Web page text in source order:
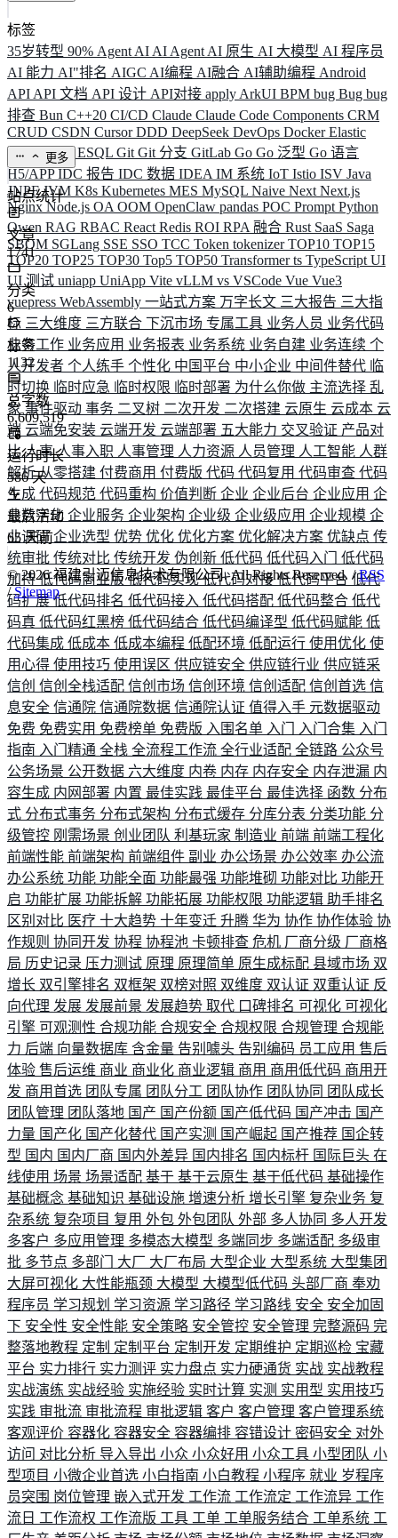
标签
35岁转型 90% Agent AI AI Agent AI 原生 AI 大模型 AI 程序员
AI 能力 AI"排名 AIGC AI编程 AI融合 AI辅助编程 Android
API API 文档 API 设计 API对接 apply ArkUI BPM bug Bug bug
排查 Bun C++20 CI/CD Claude Claude Code Components CRM
CRUD CSDN CursorDDD DeepSeek DevOps DockerElastic
ELK ElysiaESQL Git Git 分支 GitLab Go Go 泛型 Go 语言
H5/APPIDC 报告 IDC 数据 IDEA IM 系统 IoT Istio ISV Java
JNPFJVM K8s Kubernetes MES MySQL Naive Next Next.js
NginxNode.js OA OOM OpenClaw pandas POC Prompt Python
Qwen RAG RBAC React Redis ROI RPA 融合 Rust SaaS Saga
SBOM SGLang SSE SSO TCC Token tokenizerTOP10 TOP15
TOP20 TOP25 TOP30 Top5 TOP50 Transformerts TypeScript UI
UI 测试 uniapp UniApp Vite vLLM vs VSCode Vue Vue3
vuepress WebAssembly 一站式方案 万字长文 三大报告 三大指
标 三大维度 三方联合 下沉市场 专属工具 业务人员 业务代码
业务工作 业务应用 业务报表 业务系统 业务自建 业务连续 个
人开发者 个人练手 个性化 中国平台 中小企业 中间件替代 临
时切换 临时应急 临时权限 临时部署 为什么你做 主流选择 乱
象 事件驱动 事务 二叉树 二次开发 二次搭建 云原生 云成本 云
端 云端免安装 云端开发 云端部署 五大能力 交叉验证 产品对
比人事人事入职 人事管理 人力资源 人员管理 人工智能 人群
解析从零搭建 付费商用 付费版 代码 代码复用 代码审查 代码
生成 代码规范 代码重构 价值判断 企业 企业后台 企业应用 企
业数字化 企业服务 企业架构 企业级 企业级应用 企业规模 企
业调研企业选型 优势 优化 优化方案 优化解决方案 优缺点 传
统审批 传统对比 传统开发 伪创新 低代码 低代码入门 低代码
加持低代码商业版低代码实现低代码对接低代码平台 低代
码扩展低代码排名 低代码接入 低代码搭配 低代码整合 低代
码真 低代码红黑榜 低代码结合 低代码编译型 低代码赋能 低
代码集成 低成本 低成本编程 低配环境 低配运行 使用优化 使
用心得 使用技巧 使用误区 供应链安全 供应链行业 供应链采
信创 信创全栈适配 信创市场 信创环境 信创适配 信创首选 信
息安全 信通院 信通院数据 信通院认证 值得入手 元数据驱动
免费 免费实用 免费榜单 免费版 入围名单 入门 入门合集 入门
指南 入门精通 全栈 全流程工作流 全行业适配 全链路 公众号
公务场景 公开数据 六大维度 内卷 内存 内存安全 内存泄漏 内
容生成 内网部署 内置 最佳实践 最佳平台 最佳选择 函数 分布
式 分布式事务 分布式架构 分布式缓存 分库分表 分类功能 分
级管控 刚需场景 创业团队 利基玩家 制造业 前端 前端工程化
前端性能 前端架构 前端组件 副业 办公场景 办公效率 办公流
办公系统 功能 功能全面 功能最强 功能堆砌 功能对比 功能开
启 功能扩展 功能拆解 功能拓展 功能权限 功能逻辑 助手排名
区别对比 医疗 十大趋势 十年变迁 升腾 华为 协作 协作体验 协
作规则 协同开发 协程 协程池 卡顿排查 危机 厂商分级 厂商格
局 历史记录 压力测试 原理 原理简单 原生成标配 县域市场 双
增长 双引擎排名 双框架 双榜对照 双维度 双认证 双重认证 反
向代理 发展 发展前景 发展趋势 取代 口碑排名 可视化 可视化
引擎 可观测性 合规功能 合规安全 合规权限 合规管理 合规能
力 后端 向量数据库 含金量 告别噱头 告别编码 员工应用 售后
体验 售后运维 商业 商业化 商业逻辑 商用 商用低代码 商用开
发 商用首选 团队专属 团队分工 团队协作 团队协同 团队成长
团队管理 团队落地 国产 国产份额 国产低代码 国产冲击 国产
力量 国产化 国产化替代 国产实测 国产崛起 国产推荐 国企转
型 国内 国内厂商 国内外差异 国内排名 国内标杆 国际巨头 在
线使用 场景 场景适配 基于 基于云原生 基于低代码 基础操作
基础概念 基础知识 基础设施 增速分析 增长引擎 复杂业务 复
杂系统 复杂项目 复用 外包 外包团队 外部 多人协同 多人开发
多客户 多应用管理 多模态大模型 多端同步 多端适配 多级审
批 多节点 多部门 大厂 大厂布局 大型企业 大型系统 大型集团
大屏可视化 大性能瓶颈 大模型 大模型低代码 头部厂商 奉劝
程序员 学习规划 学习资源 学习路径 学习路线 安全 安全加固
下 安全性 安全性能 安全策略 安全管控 安全管理 完整源码 完
整落地教程 定制 定制平台 定制开发 定期维护 定期巡检 宝藏
平台 实力排行 实力测评 实力盘点 实力硬通货 实战 实战教程
实战演练 实战经验 实施经验 实时计算 实测 实用型 实用技巧
实践 审批流 审批流程 审批逻辑 客户 客户管理 客户管理系统
客观评价 容器化 容器安全 容器编排 容错设计 密码安全 对外
访问 对比分析 导入导出 小众 小众好用 小众工具 小型团队 小
型项目 小微企业首选 小白指南 小白教程 小程序 就业 岁程序
员突围 岗位管理 嵌入式开发 工作流 工作流定 工作流异 工作
流日 工作流权 工作流版 工具 工单 工单服务结合 工单系统 工
更多
站点统计
文章
1741
分类
6
标签
1132
总字数
6,609,519
运行时长
586 天
最后活动
65 天前
©2026福建引迈信息技术有限公司. All Rights Reserved. /RSS
/Sitemap